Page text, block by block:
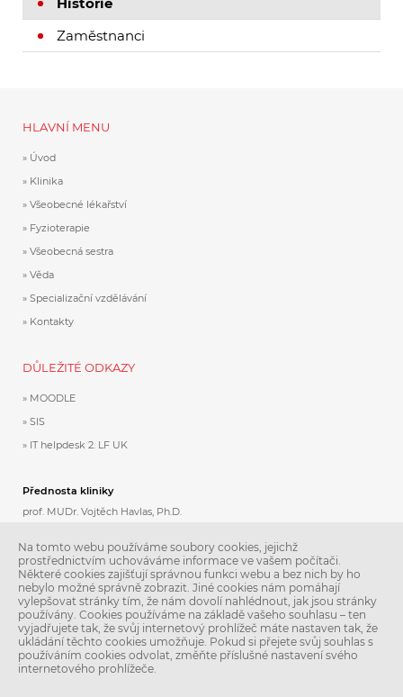
Zaměstnanci
HLAVNÍ MENU
Úvod
Klinika
Všeobecné lékařství
Fyzioterapie
Všeobecná sestra
Věda
Specializační vzdělávání
Kontakty
DŮLEŽITÉ ODKAZY
MOODLE
SIS
IT helpdesk 2. LF UK
Přednosta kliniky
prof. MUDr. Vojtěch Havlas, Ph.D.
Zástupce přednosty pro vědu a výuku
doc. MUDr. Jakub Kautzner, Ph.D.
jakub.kautzner@fnmotol.cz
Sekretariát
Jana Kamicová
Na tomto webu používáme soubory cookies, jejichž
prostřednictvím uchováváme informace ve vašem počítači.
Některé cookies zajišťují správnou funkci webu a bez nich by ho
nebylo možné správně zobrazit. Jiné cookies nám pomáhají
vylepšovat stránky tím, že nám dovolí nahlédnout, jak jsou stránky
používány. Cookies používáme na základě vašeho souhlasu – ten
vyjadřujete tak, že svůj internetový prohlížeč máte nastaven tak, že
ukládání těchto cookies umožňuje. Pokud si přejete svůj souhlas s
používáním cookies odvolat, změňte příslušné nastavení svého
internetového prohlížeče.